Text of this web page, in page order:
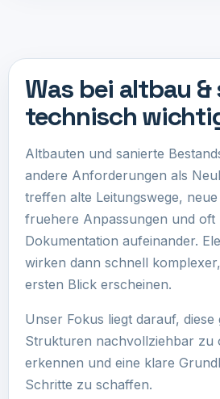
Was bei altbau
technisch
Altbauten und sanierte
andere Anforderungen als
treffen alte Leitungswege,
fruehere Anpassungen und oft
Dokumentation aufeinander.
wirken dann schnell
ersten Blick erscheinen.
Unser Fokus liegt darauf, diese
Strukturen nachvollziehbar zu
erkennen und eine klare
Schritte zu schaffen.